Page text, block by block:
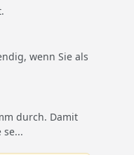
wenn Sie als
durch. Damit